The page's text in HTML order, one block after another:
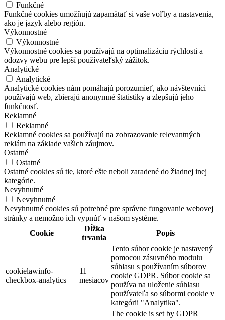
Funkčné
Funkčné cookies umožňujú zapamätať si vaše voľby a nastavenia,
ako je jazyk alebo región.
Výkonnostné
Výkonnostné
Výkonnostné cookies sa používajú na optimalizáciu rýchlosti a
odozvy webu pre lepší používateľský zážitok.
Analytické
Analytické
Analytické cookies nám pomáhajú porozumieť, ako návštevníci
používajú web, zbierajú anonymné štatistiky a zlepšujú jeho
funkčnosť.
Reklamné
Reklamné
Reklamné cookies sa používajú na zobrazovanie relevantných
reklám na základe vašich záujmov.
Ostatné
Ostatné
Ostatné cookies sú tie, ktoré ešte neboli zaradené do žiadnej inej
kategórie.
Nevyhnutné
Nevyhnutné
Nevyhnutné cookies sú potrebné pre správne fungovanie webovej
stránky a nemožno ich vypnúť v našom systéme.
Cookie
Dĺžka
trvania
Popis
cookielawinfo-
checkbox-analytics
11
mesiacov
Tento súbor cookie je nastavený
pomocou zásuvného modulu
súhlasu s používaním súborov
cookie GDPR. Súbor cookie sa
používa na uloženie súhlasu
používateľa so súbormi cookie v
kategórii "Analytika".
The cookie is set by GDPR